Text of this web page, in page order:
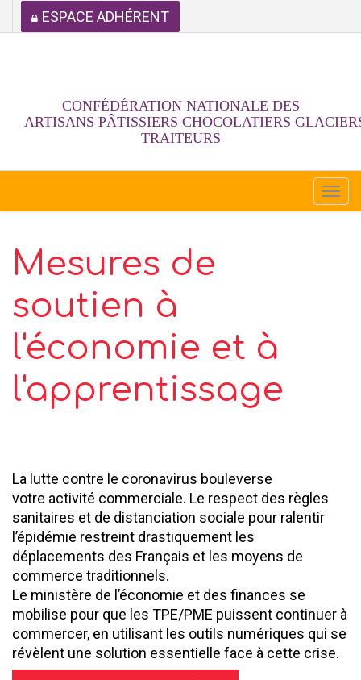
ESPACE ADHÉRENT
CONFÉDÉRATION NATIONALE DES
ARTISANS PÂTISSIERS CHOCOLATIERS
TRAITEURS
Mesures de
soutien à
l'économie et à
l'apprentissage
La lutte contre le coronavirus bouleverse
votre activité commerciale. Le respect des règles
sanitaires et de distanciation sociale pour ralentir
l’épidémie restreint drastiquement les
déplacements des Français et les moyens de
commerce traditionnels.
Le ministère de l’économie et des finances se
mobilise pour que les TPE/PME puissent continuer à
commercer, en utilisant les outils numériques qui se
révèlent une solution essentielle face à cette crise.